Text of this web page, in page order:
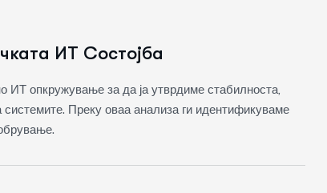
ИТ Состојба
ИТ опкружување за да ја утврдиме стабилноста,
Преку оваа анализа ги идентификуваме